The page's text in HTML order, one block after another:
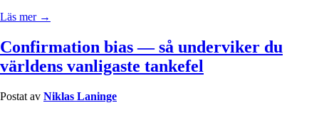
Läs mer →
Confirmation bias — så underviker du
världens vanligaste tankefel
Postat av Niklas Laninge